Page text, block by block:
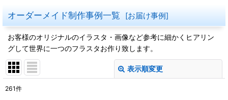
オーダーメイド制作事例一覧 [お届け事例]
お客様のオリジナルのイラスタ・画像など参考に細かくヒアリン
グして世界に一つのフラスタお作り致します。
表示順変更
261件